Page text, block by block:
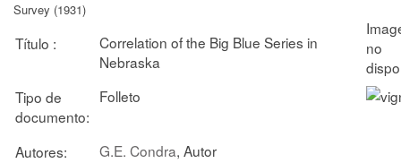
Survey (1931)
Título :
Correlation of the Big Blue Series in
Nebraska
Tipo de
documento:
Folleto
Autores: G.E. Condra, Autor